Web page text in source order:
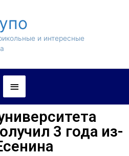
и интересные
3 года из-